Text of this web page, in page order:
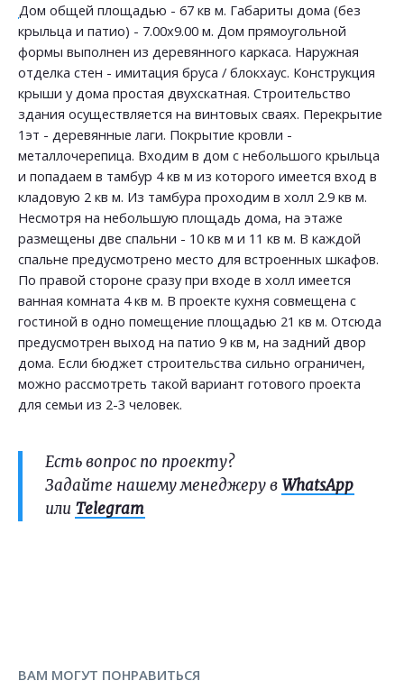
Дом общей площадью - 67 кв м. Габариты дома (без
крыльца и патио) - 7.00х9.00 м. Дом прямоугольной
формы выполнен из деревянного каркаса. Наружная
отделка стен - имитация бруса / блокхаус. Конструкция
крыши у дома простая двухскатная. Строительство
здания осуществляется на винтовых сваях. Перекрытие
1эт - деревянные лаги. Покрытие кровли -
металлочерепица. Входим в дом с небольшого крыльца
и попадаем в тамбур 4 кв м из которого имеется вход в
кладовую 2 кв м. Из тамбура проходим в холл 2.9 кв м.
Несмотря на небольшую площадь дома, на этаже
размещены две спальни - 10 кв м и 11 кв м. В каждой
спальне предусмотрено место для встроенных шкафов.
По правой стороне сразу при входе в холл имеется
ванная комната 4 кв м. В проекте кухня совмещена с
гостиной в одно помещение площадью 21 кв м. Отсюда
предусмотрен выход на патио 9 кв м, на задний двор
дома. Если бюджет строительства сильно ограничен,
можно рассмотреть такой вариант готового проекта
для семьи из 2-3 человек.
Есть вопрос по проекту?
Задайте нашему менеджеру в WhatsApp
или Telegram
ВАМ МОГУТ ПОНРАВИТЬСЯ